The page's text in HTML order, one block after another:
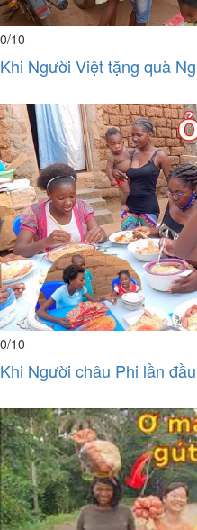
0/10
Khi Người Việt tặng quà
0/10
Khi Người châu Phi lần